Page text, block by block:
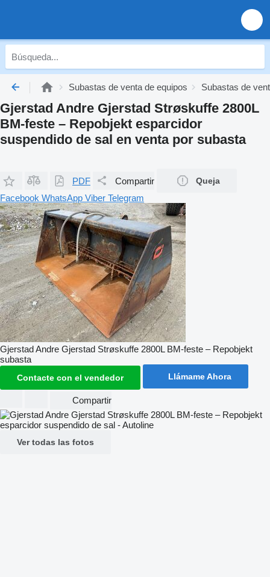
Subastas de venta de equipos Subastas de
Gjerstad Andre Gjerstad Strøskuffe 2800L
BM-feste – Repobjekt esparcidor
suspendido de sal en venta por subasta
PDF Compartir Queja
Facebook WhatsApp Viber Telegram
Gjerstad Andre Gjerstad Strøskuffe 2800L BM-feste – Repobjekt
subasta
Contacte con el vendedor Llámame Ahora
Compartir
Ver todas las fotos